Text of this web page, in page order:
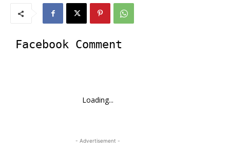
Facebook Comment
Loading...
- Advertisement -